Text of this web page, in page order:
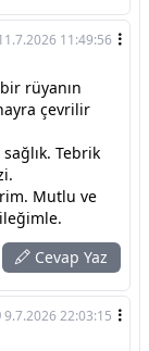
11:49:56
rüyanın
çevrilir
Tebrik
Mutlu ve
Cevap Yaz
9.7.2026 22:03:15